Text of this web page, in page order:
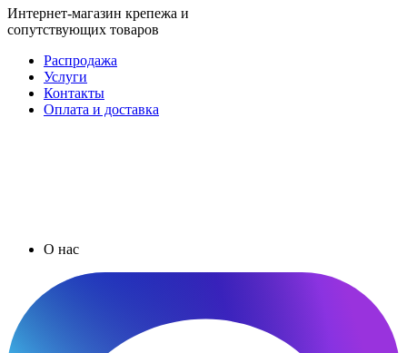
Интернет-магазин крепежа и
сопутствующих товаров
Распродажа
Услуги
Контакты
Оплата и доставка
О нас